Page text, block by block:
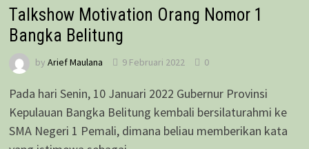
Talkshow Motivation Orang Nomor 1
Bangka Belitung
by Arief Maulana 9 Februari 2022 0
Pada hari Senin, 10 Januari 2022 Gubernur Provinsi
Kepulauan Bangka Belitung kembali bersilaturahmi ke
SMA Negeri 1 Pemali, dimana beliau memberikan kata